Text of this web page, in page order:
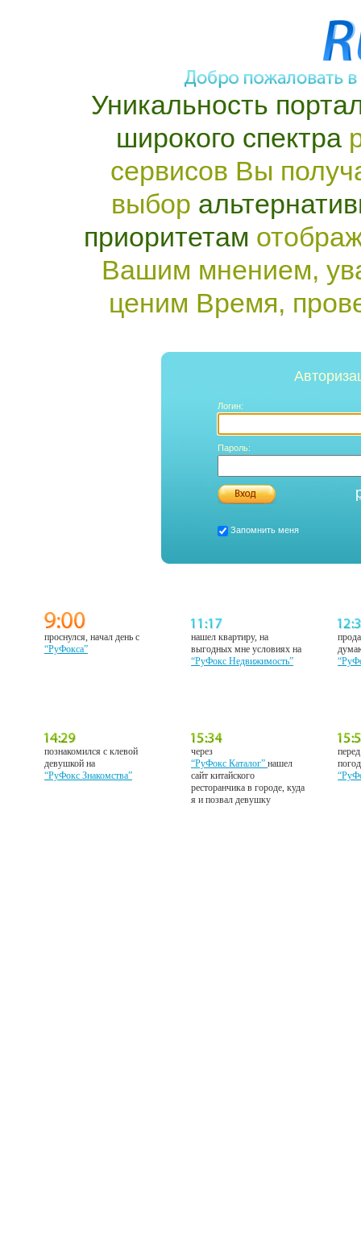
Уникальность
широкого спектра
сервисов Вы
выбор
приоритетам
Вашим мнением,
ценим Время,
Логин:
Пароль:
Запомнить меня
проснулся, начал день с
“РуФокса”
нашел квартиру, на
выгодных мне условиях на
“РуФокс Недвижимость”
познакомился с клевой
девушкой на
“РуФокс Знакомства”
через
“РуФокс Каталог”нашел
сайт китайского
ресторанчика в городе, куда
я и позвал девушку